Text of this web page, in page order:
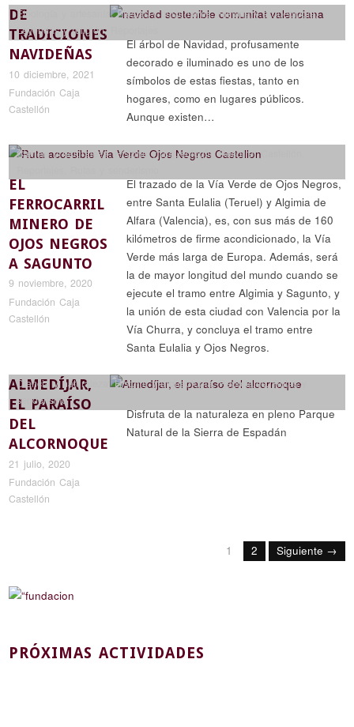
DE
TRADICIONES
NAVIDEÑAS
10 diciembre, 2021
Fundación Caja
Castellón
Etnología y artesanía,Fiestas y costumbres, Historia y arqueología,
Leyendas y religión,
El árbol de Navidad, profusamente
decorado e iluminado es uno de los
símbolos de estas fiestas, tanto en
hogares, como en lugares públicos.
Aunque existen…
EL
FERROCARRIL
MINERO DE
OJOS NEGROS
A SAGUNTO
9 noviembre, 2020
Fundación Caja
Castellón
Ciencia y naturaleza, Historia y arqueología ,Recorrer Castellón
El trazado de la Vía Verde de Ojos Negros,
entre Santa Eulalia (Teruel) y Algimia de
Alfara (Valencia), es, con sus más de 160
kilómetros de firme acondicionado, la Vía
Verde más larga de Europa. Además, será
la de mayor longitud del mundo cuando se
ejecute el tramo entre Algimia y Sagunto, y
la unión de esta ciudad con Valencia por la
Vía Churra, y concluya el tramo entre
Santa Eulalia y Ojos Negros.
ALMEDÍJAR,
EL PARAÍSO
DEL
ALCORNOQUE
21 julio, 2020
Fundación Caja
Castellón
Ciencia y naturaleza ,Historia y arqueología,Reportajes,Rutas y
senderismo
Disfruta de la naturaleza en pleno Parque
Natural de la Sierra de Espadán
1 2 Siguiente →
PRÓXIMAS ACTIVIDADES